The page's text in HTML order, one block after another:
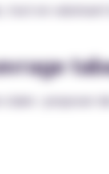
en
: proposer